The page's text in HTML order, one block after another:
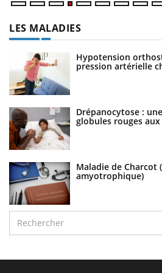
LES MALADIES
Hypotension
pression artérielle
Drépanocytose :
globules rouges
Maladie de Charcot
amyotrophique)